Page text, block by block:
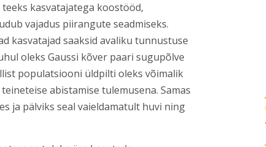
kasvatajatega koostööd,
vajadus piirangute seadmiseks.
kasvatajad saaksid avaliku tunnustuse
oleks Gaussi kõver paari sugupõlve
populatsiooni üldpilti oleks võimalik
abistamise tulemusena. Samas
ja pälviks seal vaieldamatult huvi ning